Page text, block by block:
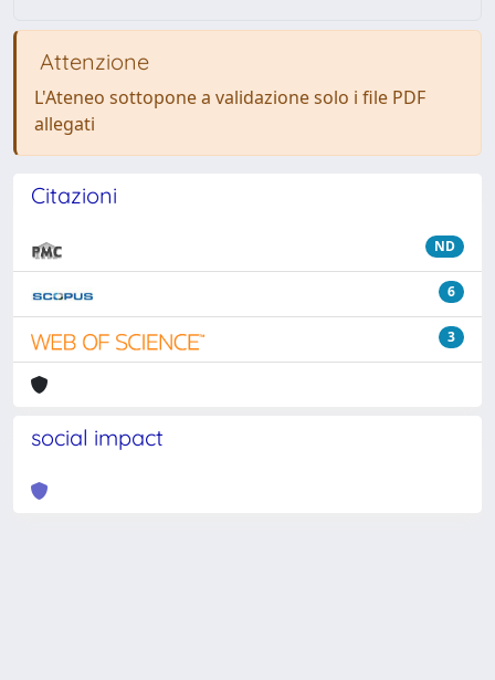
Attenzione
L'Ateneo sottopone a validazione solo i file PDF
allegati
Citazioni
ND
6
3
social impact